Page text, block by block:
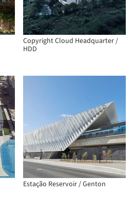
Copyright Cloud Headquarter /
HDD
Estação Reservoir / Genton